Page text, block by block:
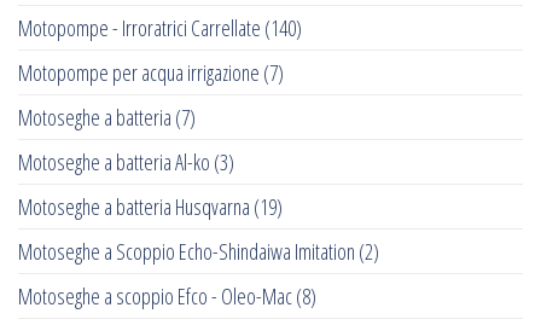
Motopompe - Irroratrici Carrellate (140)
Motopompe per acqua irrigazione (7)
Motoseghe a batteria (7)
Motoseghe a batteria Al-ko (3)
Motoseghe a batteria Husqvarna (19)
Motoseghe a Scoppio Echo-Shindaiwa Imitation (2)
Motoseghe a scoppio Efco - Oleo-Mac(8)